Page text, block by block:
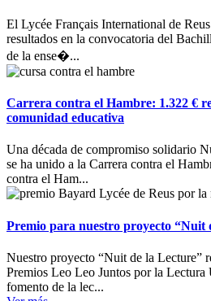
El Lycée Français International de
resultados en la convocatoria del
de la ense�...
Carrera contra el Hambre: 1.322 €
comunidad educativa
Una década de compromiso solidario
se ha unido a la Carrera contra el
contra el Ham...
Premio para nuestro proyecto “Nuit
Nuestro proyecto “Nuit de la Lecture”
Premios Leo Leo Juntos por la Lectura
fomento de la lec...